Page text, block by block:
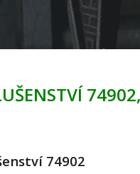
74902